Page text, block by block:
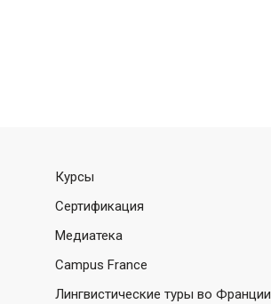
Курсы
Сертификация
Медиатека
Campus France
Лингвистические туры во Франции